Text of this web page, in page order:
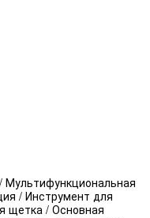
Мультифункциональная
/ Инструмент для
щетка / Основная